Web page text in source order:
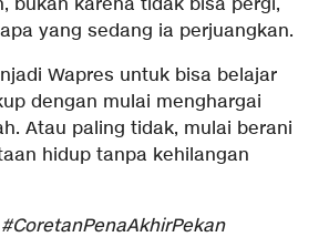
bukan karena tidak bisa pergi,
yang sedang ia perjuangkan.
Wapres untuk bisa belajar
dengan mulai menghargai
Atau paling tidak, mulai berani
hidup tanpa kehilangan
#CoretanPenaAkhirPekan